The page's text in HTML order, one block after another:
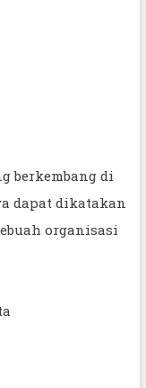
berkembang di
dapat dikatakan
organisasi